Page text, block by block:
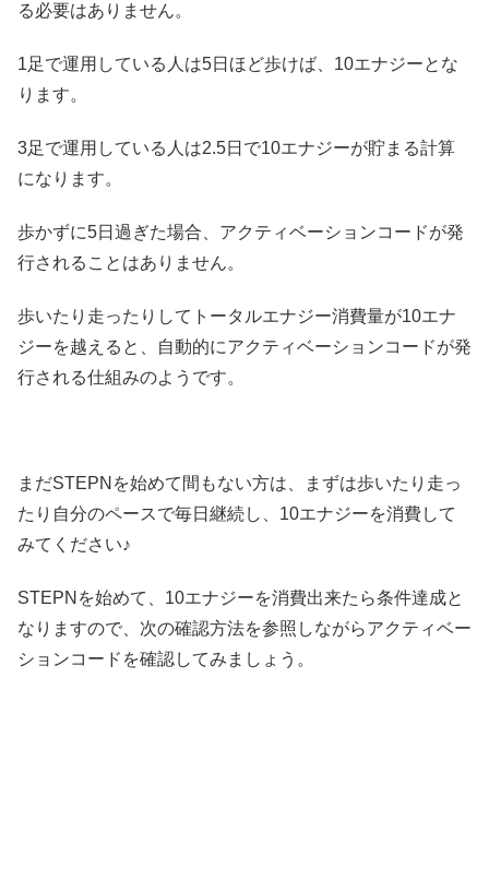
る必要はありません。
1足で運用している人は5日ほど歩けば、10エナジーとな
ります。
3足で運用している人は2.5日で10エナジーが貯まる計算
になります。
歩かずに5日過ぎた場合、アクティベーションコードが発
行されることはありません。
歩いたり走ったりしてトータルエナジー消費量が10エナ
ジーを越えると、自動的にアクティベーションコードが発
行される仕組みのようです。
まだSTEPNを始めて間もない方は、まずは歩いたり走っ
たり自分のペースで毎日継続し、10エナジーを消費して
みてください♪
STEPNを始めて、10エナジーを消費出来たら条件達成と
なりますので、次の確認方法を参照しながらアクティベー
ションコードを確認してみましょう。